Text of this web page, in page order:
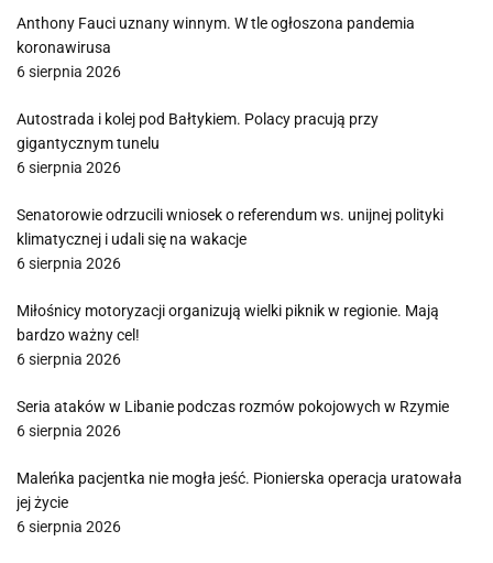
Anthony Fauci uznany winnym. W tle ogłoszona pandemia
koronawirusa
6 sierpnia 2026
Autostrada i kolej pod Bałtykiem. Polacy pracują przy
gigantycznym tunelu
6 sierpnia 2026
Senatorowie odrzucili wniosek o referendum ws. unijnej polityki
klimatycznej i udali się na wakacje
6 sierpnia 2026
Miłośnicy motoryzacji organizują wielki piknik w regionie. Mają
bardzo ważny cel!
6 sierpnia 2026
Seria ataków w Libanie podczas rozmów pokojowych w Rzymie
6 sierpnia 2026
Maleńka pacjentka nie mogła jeść. Pionierska operacja uratowała
jej życie
6 sierpnia 2026